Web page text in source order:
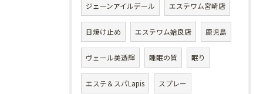
ジェーンアイルデール エステワム宮崎店
日焼け止め エステワム姶良店 鹿児島
ヴェール美透輝 睡眠の質 眠り
エステ＆スパLapis スプレー